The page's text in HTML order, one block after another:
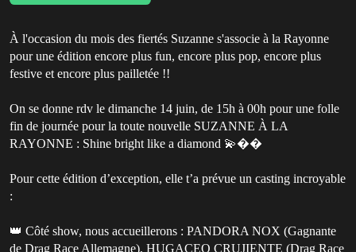
À l'occasion du mois des fiertés Suzanne s'associe à la Rayonne
pour une édition encore plus fun, encore plus pop, encore plus
festive et encore plus pailletée !!
On se donne rdv le dimanche 14 juin, de 15h à 00h pour une folle
fin de journée pour la toute nouvelle SUZANNE À LA
RAYONNE : Shine bright like a diamond 💫��
Pour cette édition d’exception, elle t’a prévue un casting incroyable
:
👑 Côté show, nous accueillerons : PANDORA NOX (Gagnante
de Drag Race Allemagne), HUGACEO CRUJIENTE (Drag Race